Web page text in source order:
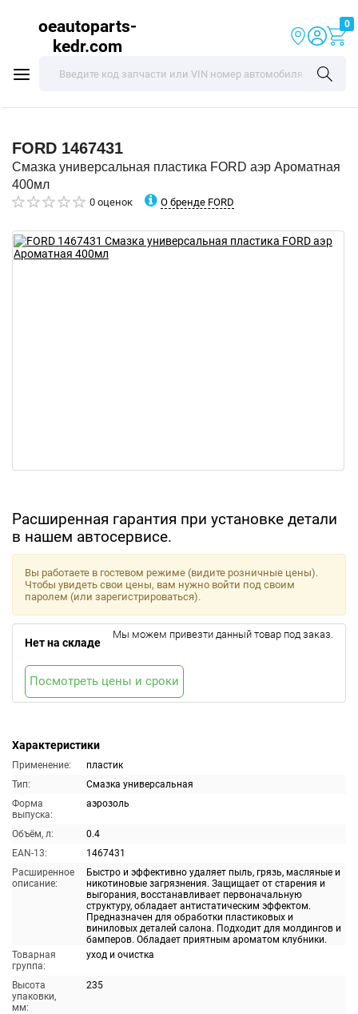
oeautoparts-
kedr.com
0
FORD 1467431
Смазка универсальная пластика FORD аэр Ароматная
400мл
0 оценок О бренде FORD
Расширенная гарантия при установке детали
в нашем автосервисе.
Характеристики
Применение:
пластик
Тип:
Смазка универсальная
Форма
выпуска:
аэрозоль
Объём, л:
0.4
EAN-13:
1467431
Расширенное
описание:
Быстро и эффективно удаляет пыль, грязь, масляные и
никотиновые загрязнения. Защищает от старения и
выгорания, восстанавливает первоначальную
структуру, обладает антистатическим эффектом.
Предназначен для обработки пластиковых и
виниловых деталей салона. Подходит для молдингов и
бамперов. Обладает приятным ароматом клубники.
Товарная
группа:
уход и очистка
Высота
упаковки,
мм:
235
Вы работаете в гостевом режиме (видите розничные цены).
Чтобы увидеть свои цены, вам нужно войти под своим
паролем (или зарегистрироваться).
Нет на складе
Мы можем привезти данный товар под заказ.
Посмотреть цены и сроки